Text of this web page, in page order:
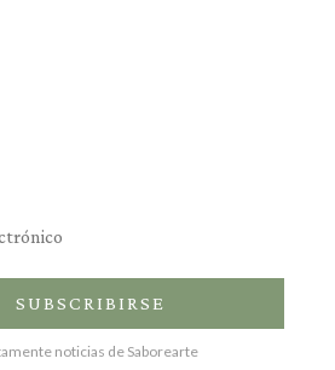
SUBSCRIBIRSE
noticias de Saborearte